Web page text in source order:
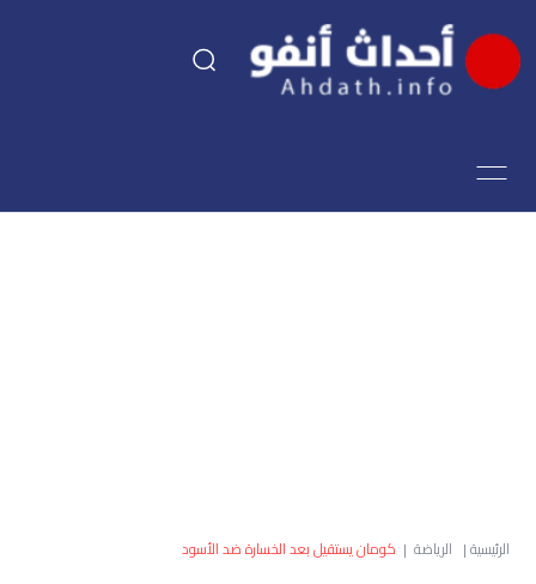
اقتصاد
العالم الرئيسية| الرياضة | كومان يستقيل بعد الخسارة ضد الأسود